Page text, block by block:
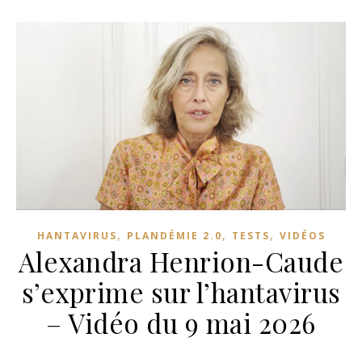
HANTAVIRUS, PLANDÉMIE 2.0, TESTS, VIDÉOS
Alexandra Henrion-Caude
s’exprime sur l’hantavirus
– Vidéo du 9 mai 2026